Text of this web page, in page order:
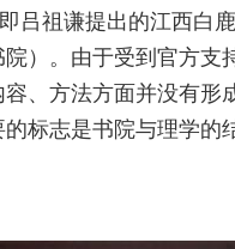
吕祖谦提出的江西白
）。由于受到官方支
、方法方面并没有形
标志是书院与理学的